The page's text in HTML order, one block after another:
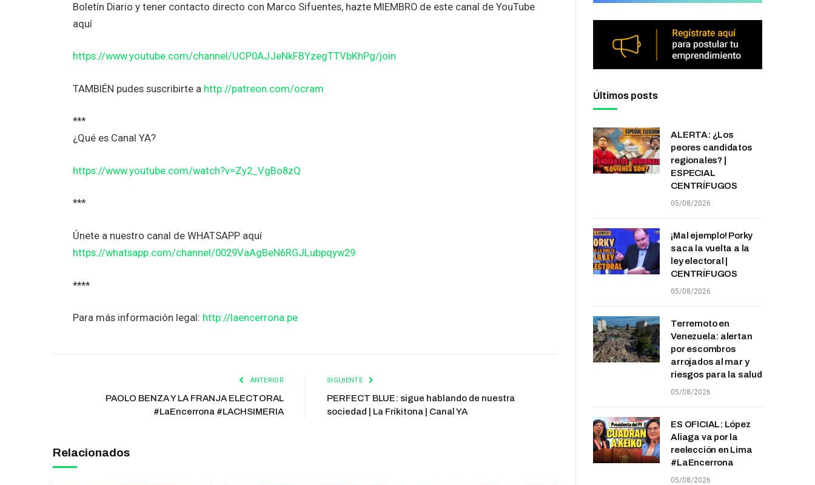
Boletín Diario y tener contacto directo con Marco Sifuentes, hazte MIEMBRO de este canal de YouTube
aquí
https://www.youtube.com/channel/UCP0AJJeNkFBYzegTTVbKhPg/join
TAMBIÉN pudes suscribirte a http://patreon.com/ocram
***
¿Qué es Canal YA?
https://www.youtube.com/watch?v=Zy2_VgBo8zQ
***
Únete a nuestro canal de WHATSAPP aquí
https://whatsapp.com/channel/0029VaAgBeN6RGJLubpqyw29
****
Para más información legal: http://laencerrona.pe
ANTERIOR
PAOLO BENZA Y LA FRANJA ELECTORAL
#LaEncerrona #LACHSIMERIA
SIGUIENTE
PERFECT BLUE: sigue hablando de nuestra
sociedad | La Frikitona | Canal YA
Relacionados
Últimos posts
ALERTA: ¿Los
peores candidatos
regionales? |
ESPECIAL
CENTRÍFUGOS
05/08/2026
¡Mal ejemplo! Porky
saca la vuelta a la
ley electoral |
CENTRÍFUGOS
05/08/2026
Terremoto en
Venezuela: alertan
por escombros
arrojados al mar y
riesgos para la salud
05/08/2026
ES OFICIAL: López
Aliaga va por la
reelección en Lima
#LaEncerrona
05/08/2026